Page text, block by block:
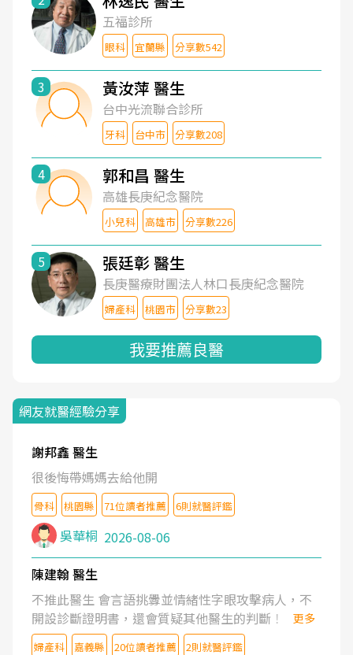
五福診所
眼科 宜蘭縣 分享數542
3 黃汝萍 醫生
台中光流聯合診所
牙科 台中市 分享數208
4 郭和昌 醫生
高雄長庚紀念醫院
小兒科 高雄市 分享數226
5 張廷彰 醫生
長庚醫療財團法人林口長庚紀念醫院
婦產科 桃園市 分享數23
我要推薦良醫
網友就醫經驗分享
謝邦鑫 醫生
很後悔帶媽媽去給他開
骨科 桃園縣 71位讀者推薦 6則就醫評鑑
吳華桐 2026-08-06
陳建翰 醫生
不推此醫生 會言語挑釁並情緒性字眼攻擊病人，不
開設診斷證明書，還會質疑其他醫生的判斷！
更多
婦產科 嘉義縣 20位讀者推薦 2則就醫評鑑